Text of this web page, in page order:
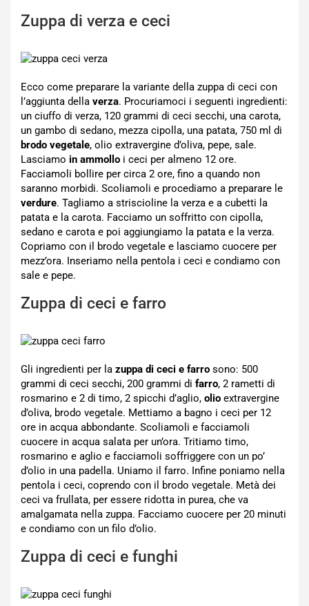
Zuppa di verza e ceci
Ecco come preparare la variante della zuppa di ceci con
l’aggiunta della verza. Procuriamoci i seguenti ingredienti:
un ciuffo di verza, 120 grammi di ceci secchi, una carota,
un gambo di sedano, mezza cipolla, una patata, 750 ml di
brodo vegetale, olio extravergine d’oliva, pepe, sale.
Lasciamo in ammollo i ceci per almeno 12 ore.
Facciamoli bollire per circa 2 ore, fino a quando non
saranno morbidi. Scoliamoli e procediamo a preparare le
verdure. Tagliamo a striscioline la verza e a cubetti la
patata e la carota. Facciamo un soffritto con cipolla,
sedano e carota e poi aggiungiamo la patata e la verza.
Copriamo con il brodo vegetale e lasciamo cuocere per
mezz’ora. Inseriamo nella pentola i ceci e condiamo con
sale e pepe.
Zuppa di ceci e farro
Gli ingredienti per la zuppa di ceci e farro sono: 500
grammi di ceci secchi, 200 grammi di farro, 2 rametti di
rosmarino e 2 di timo, 2 spicchi d’aglio, olio extravergine
d’oliva, brodo vegetale. Mettiamo a bagno i ceci per 12
ore in acqua abbondante. Scoliamoli e facciamoli
cuocere in acqua salata per un’ora. Tritiamo timo,
rosmarino e aglio e facciamoli soffriggere con un po’
d’olio in una padella. Uniamo il farro. Infine poniamo nella
pentola i ceci, coprendo con il brodo vegetale. Metà dei
ceci va frullata, per essere ridotta in purea, che va
amalgamata nella zuppa. Facciamo cuocere per 20 minuti
e condiamo con un filo d’olio.
Zuppa di ceci e funghi